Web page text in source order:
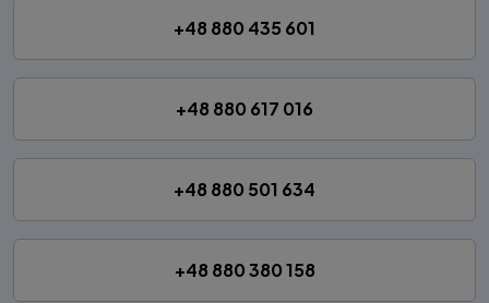
+48 880 435 601
+48 880 617 016
+48 880 501 634
+48 880 380 158